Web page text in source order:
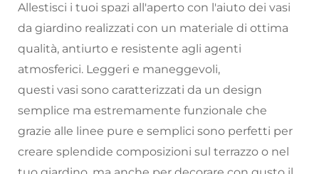
Allestisci i tuoi spazi all'aperto con l'aiuto dei vasi
da giardino realizzati con un materiale di ottima
qualità, antiurto e resistente agli agenti
atmosferici. Leggeri e maneggevoli,
questi vasi sono caratterizzati da un design
semplice ma estremamente funzionale che
grazie alle linee pure e semplici sono perfetti per
creare splendide composizioni sul terrazzo o nel